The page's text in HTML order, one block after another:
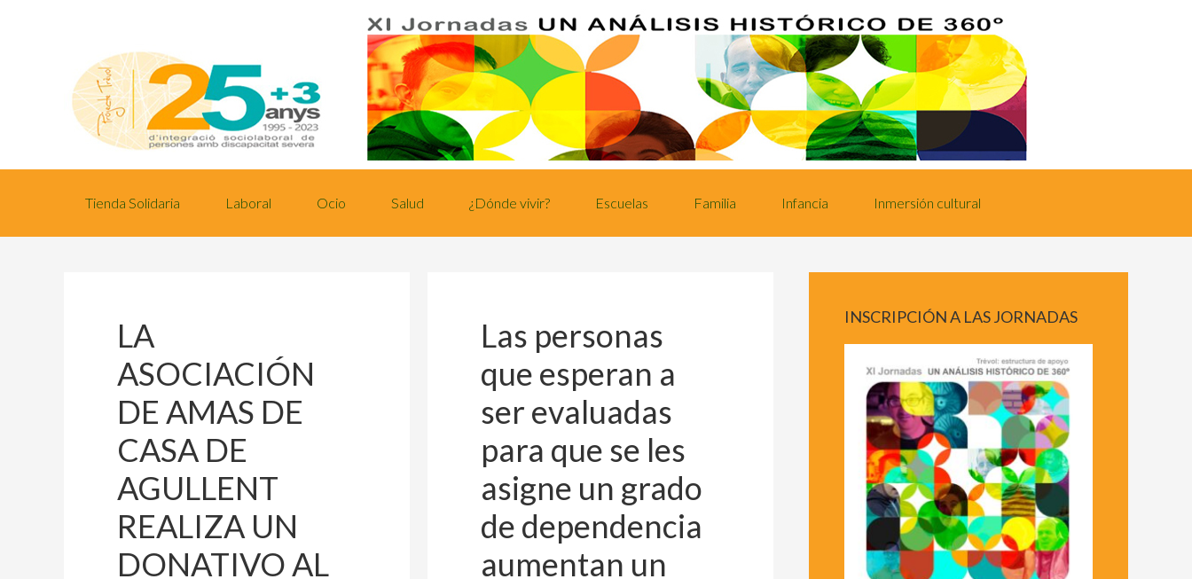
Tienda Solidaria Laboral Ocio Salud ¿Dónde vivir? Escuelas Familia Infancia Inmersión cultural
LA
ASOCIACIÓN
DE AMAS DE
CASA DE
AGULLENT
REALIZA UN
DONATIVO AL
Las personas
que esperan a
ser evaluadas
para que se les
asigne un grado
de dependencia
aumentan un
INSCRIPCIÓN A LAS JORNADAS